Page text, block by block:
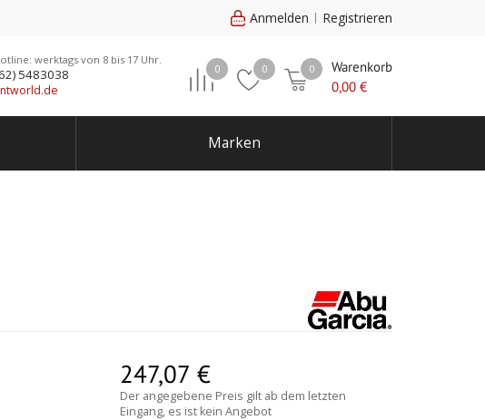
Anmelden Registrieren
werktags von 8 bis 17 Uhr.
5483038 0 0 0
Warenkorb
0,00 €
Marken
247,07 €
Der angegebene Preis gilt ab dem letzten
Eingang, es ist kein Angebot